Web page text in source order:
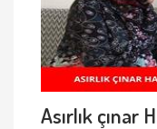
Asırlık çınar